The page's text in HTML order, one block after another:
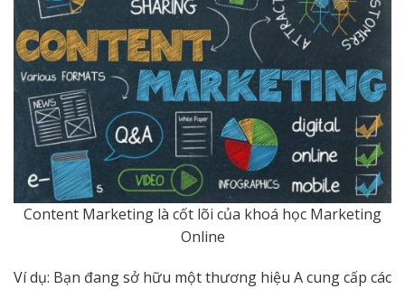
Content Marketing là cốt lõi của khoá học Marketing
Online
Ví dụ: Bạn đang sở hữu một thương hiệu A cung cấp các